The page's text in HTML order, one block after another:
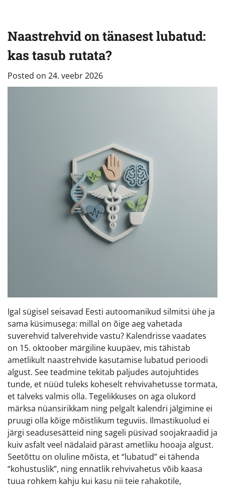
Naastrehvid on tänasest lubatud:
kas tasub rutata?
Posted on 24. veebr 2026
Igal sügisel seisavad Eesti autoomanikud silmitsi ühe ja
sama küsimusega: millal on õige aeg vahetada
suverehvid talverehvide vastu? Kalendrisse vaadates
on 15. oktoober märgiline kuupäev, mis tähistab
ametlikult naastrehvide kasutamise lubatud perioodi
algust. See teadmine tekitab paljudes autojuhtides
tunde, et nüüd tuleks koheselt rehvivahetusse tormata,
et talveks valmis olla. Tegelikkuses on aga olukord
märksa nüansirikkam ning pelgalt kalendri jälgimine ei
pruugi olla kõige mõistlikum teguviis. Ilmastikuolud ei
järgi seadusesätteid ning sageli püsivad soojakraadid ja
kuiv asfalt veel nädalaid pärast ametliku hooaja algust.
Seetõttu on oluline mõista, et “lubatud” ei tähenda
“kohustuslik”, ning ennatlik rehvivahetus võib kaasa
tuua rohkem kahju kui kasu nii teie rahakotile,